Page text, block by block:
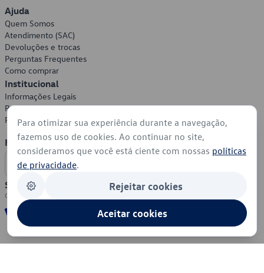
Ajuda
Quem Somos
Atendimento (SAC)
Devoluções e trocas
Perguntas Frequentes
Como comprar
Institucional
Informações Legais
Política de Privacidade
Política de Cookies
Formas de Pagamento
Segurança
Para otimizar sua experiência durante a navegação,
fazemos uso de cookies. Ao continuar no site,
consideramos que você está ciente com nossas políticas
de privacidade.
Rejeitar cookies
Aceitar cookies